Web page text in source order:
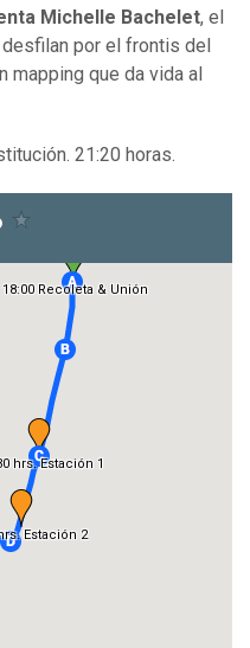
Michelle Bachelet, el
por el frontis del
mapping que da vida al
21:20 horas.